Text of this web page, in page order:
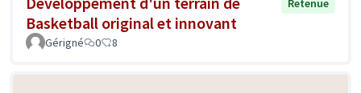
Basketball original et innovant
Retenue
Gérigné 0 8